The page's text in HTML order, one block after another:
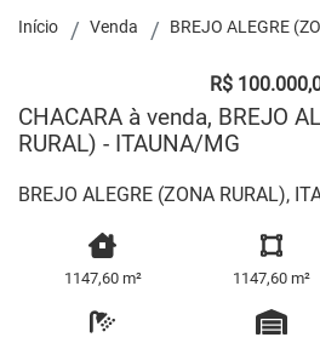
Início Venda BREJO ALEGRE
R$
CHACARA à venda, BREJO
RURAL) - ITAUNA/MG
BREJO ALEGRE (ZONA RURAL),
1147,60 m² 1147,60 m²